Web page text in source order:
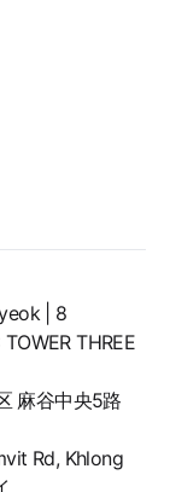
| 8
THREE
麻谷中央5路
Rd, Khlong